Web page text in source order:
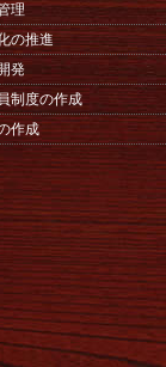
理
の推進
発
制度の作成
作成